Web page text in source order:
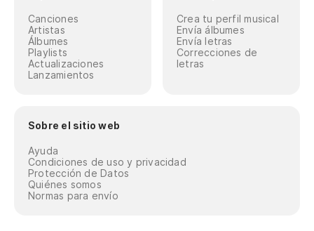
Canciones
Artistas
Álbumes
Playlists
Actualizaciones
Lanzamientos
Crea tu perfil musical
Envía álbumes
Envía letras
Correcciones de
letras
Sobre el sitio web
Ayuda
Condiciones de uso y privacidad
Protección de Datos
Quiénes somos
Normas para envío